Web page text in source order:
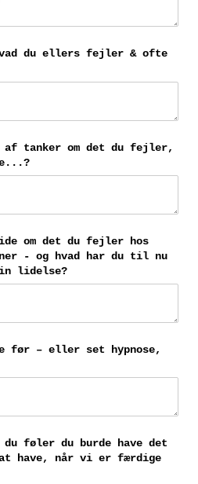
du ellers fejler & ofte
af tanker om det du fejler,
om det du fejler hos
- og hvad har du til nu
lidelse?
før – eller set hypnose,
føler du burde have det
at have, når vi er færdige